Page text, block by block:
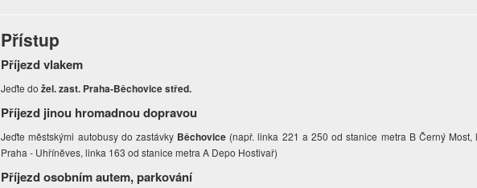
Přístup
Příjezd vlakem
Jeďte dožel. zast. Praha-Běchovice střed.
Příjezd jinou hromadnou dopravou
Jeďte městskými autobusy do zastávky Běchovice (např. linka 221 a 250 od stanice metra B Černý
Praha - Uhříněves, linka 163 od stanice metra A Depo Hostivař)
Příjezd osobním autem, parkování